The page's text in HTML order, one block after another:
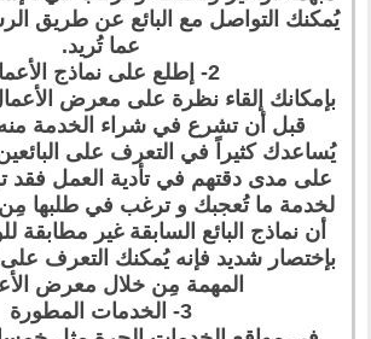
يُمكنك التواصل مع البائع عن طريق
عما تُريد.
2- إطلع على نماذج الأعمال
بإمكانك إلقاء نظرة على معرض الأعمال
قبل أن تشرع في شراء الخدمة
يُساعدك كثيراً في التعرف على
على مدى دقتهم في تأدية العمل فقد
لخدمة ما تُعجبك و ترغب في طلبها مِن
أن نماذج البائع السابقة غير مطابقة
بإختصار شديد فإنه يُمكنك التعرف على
المهمة مِن خلال معرض
3- الخدمات المطورة